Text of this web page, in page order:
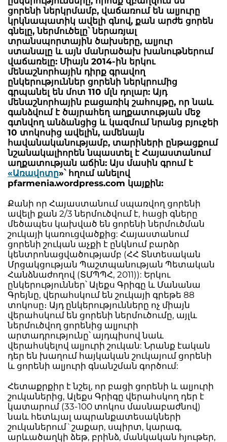
ցորենի ներկրմամբ, վաճառում են ալյուրը
կրկնապատիկ ավելի գնով, քան արժե ցորեն
գնելը, ներմուծելը՝ ներառյալ
տրանսպորտային ծախսերը, ալյուր
ստանալը և այն մանրածախ խանութներում
վաճառելը: Միայն 2014-ին երկու
մենաշնորհային դիրք գրավող
ընկերություններ ցորենի ներկրումից
գրպանել են մոտ 110 մլն դոլար: Այդ
մենաշնորհային բացառիկ շահույթը, որ նաև
գանձվում է ծայրահեղ աղքատության մեջ
գտնվող անձանցից և կազմում նրանց բյուջեի
10 տոկոսից ավելին, ամենայն
հավանականությամբ, տարիների ընթացքում
նշանակալիորեն նպաստել է Հայաստանում
աղքատության աճին: Այս մասին գրում է
«Առավոտը»՝ հղում անելով
pfarmenia.wordpress.com կայքին:
Քանի որ Հայաստանում սպառվող ցորենի
ավելի քան 2/3 ներմուծվում է, հացի գները
մեծապես կախված են ցորենի ներմուծման
շուկայի կառուցվածքից: Հայաստանում
ցորենի շուկան աչքի է ընկնում բարձր
կենտրոնացվածությամբ (ՀՀ Տնտեսական
Մրցակցության Պաշտպանության Պետական
Հանձնաժողով (ՏՄՊՊՀ, 2011)): Երկու
ընկերություններ՝ Ալեքս Գրիգը և Մանանա
Գրեյնը, վերահսկում են շուկայի գրեթե 88
տոկոսը։ Այդ ընկերությունները ոչ միայն
վերահսկում են ցորենի ներմուծումը, այլև
ներմուծվող ցորենից ալյուրի
արտադրությունը՝ այդպիսով նաև
վերահսկելով ալյուրի շուկան: Նրանք էական
դեր են խաղում հայկական շուկայում ցորենի
և ցորենի ալյուրի գնանշման գործում:
Հետաքրքիր է նշել, որ բացի ցորենի և ալյուրի
շուկաներից, Ալեքս Գրիգը վերահսկող դեր է
կատարում (33-100 տոկոս մասնաբաժնով)
նաև հետևյալ ապրանքատեսակների
շուկաներում`շաքար, սպիրտ, կարագ,
արևածաղկի ձեթ, բրինձ, մանկական հյութեր,